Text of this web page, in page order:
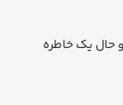
حال یک خاطره